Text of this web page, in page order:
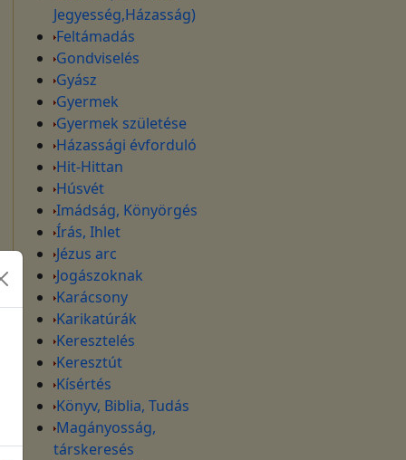
Jegyesség,Házasság)
Feltámadás
Gondviselés
Gyász
Gyermek
Gyermek születése
Házassági évforduló
Hit-Hittan
Húsvét
Imádság, Könyörgés
Írás, Ihlet
Jézus arc
Jogászoknak
Karácsony
Karikatúrák
Keresztelés
Keresztút
Kísértés
Könyv, Biblia, Tudás
Magányosság,
társkeresés